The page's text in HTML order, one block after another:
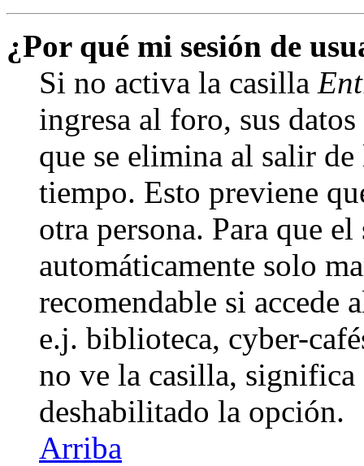
¿Por qué mi sesión de
Si no activa la casilla
ingresa al foro, sus
que se elimina al salir
tiempo. Esto previene
otra persona. Para que
automáticamente solo
recomendable si accede
e.j. biblioteca, cyber-
no ve la casilla,
deshabilitado la opción.
Arriba